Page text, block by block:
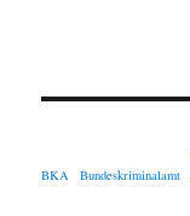
BKA Bundeskriminalamt